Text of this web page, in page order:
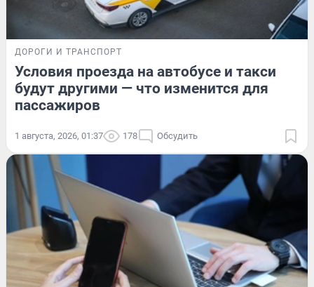
ДОРОГИ И ТРАНСПОРТ
Условия проезда на автобусе и такси
будут другими — что изменится для
пассажиров
1 августа, 2026, 01:37 178 Обсудить